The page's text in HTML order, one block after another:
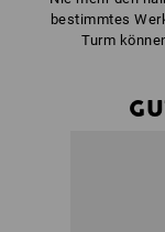
bestimmtes
Turm